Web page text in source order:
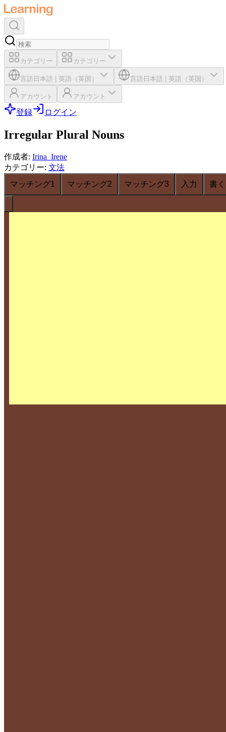
カテゴリー カテゴリー
言語 日本語 英語（英国） 言語 日本語 英語（英国）
アカウント アカウント
登録 ログイン
Irregular Plural Nouns
作成者: Irina_Irene
カテゴリー: 文法
マッチング1
マッチング2 マッチング3 入力 書く